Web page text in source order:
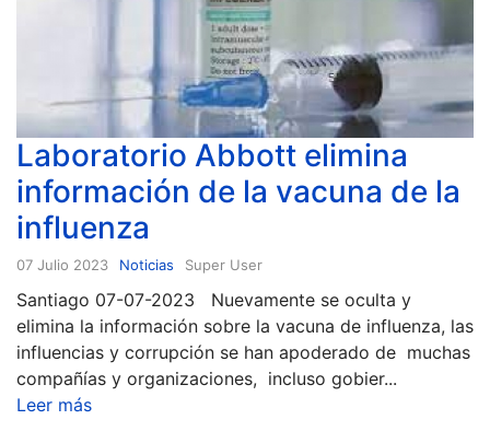
Laboratorio Abbott elimina
información de la vacuna de la
influenza
07 Julio 2023 Noticias Super User
Santiago 07-07-2023 Nuevamente se oculta y
elimina la información sobre la vacuna de influenza, las
influencias y corrupción se han apoderado de muchas
compañías y organizaciones, incluso gobier...
Leer más